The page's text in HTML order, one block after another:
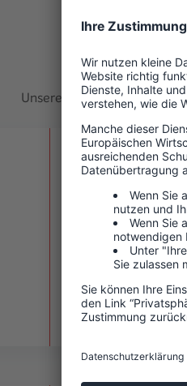
Unsere Agenturenfür
Arne
Königstraße 35
Schleswig
Telefon: +49 4621